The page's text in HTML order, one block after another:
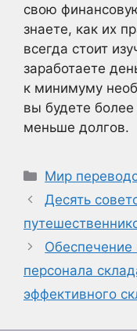
свою
знаете, как их
всегда стоит
заработаете
к минимуму
вы будете
меньше долгов.
Рубрики
Мир
Десять
Обеспечение
персонала
эффективного